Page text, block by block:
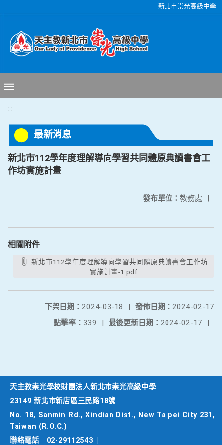
新北市崇光高級中學
:::
最新消息
新北市112學年度理解導向學習共同體原典讀書會工
作坊實施計畫
發布單位： 教務處 |
相關附件
實施計畫-1.pdf
發佈日期： 2024-02-17
下架日期： 2024-03-18
|
最後更新日期： 2024-02-17 |
點擊率： 339 |
天主教崇光學校財團法人新北市崇光高級中學
23149 新北市新店區三民路18號
No. 18, Sanmin Rd., Xindian Dist., New Taipei City 231,
Taiwan (R.O.C.)
聯絡電話
02-29112543